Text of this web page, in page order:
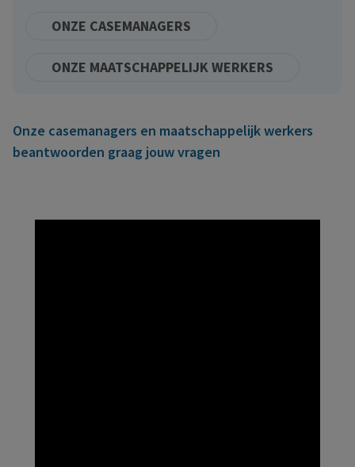
ONZE CASEMANAGERS
ONZE MAATSCHAPPELIJK WERKERS
Onze casemanagers en maatschappelijk werkers
beantwoorden graag jouw vragen